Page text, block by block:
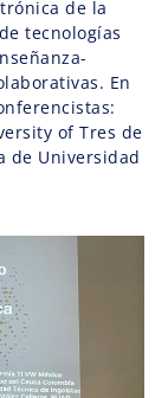
de la
tecnologías
En
of Tres de
de Universidad